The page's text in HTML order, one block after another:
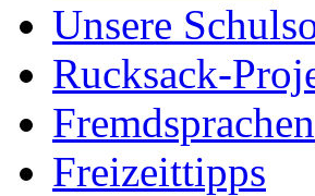
Unsere
Rucksack-
Fremdsprachen
Freizeittipps